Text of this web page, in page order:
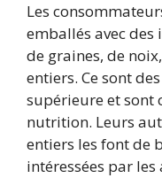
Les
emballés avec
de graines, de
entiers. Ce sont
supérieure et sont
nutrition. Leurs
entiers les font de
intéressées par